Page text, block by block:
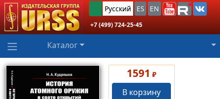
Русский ES EN
+7 (499) 724-25-45
Каталог
1591 ₽
В корзину